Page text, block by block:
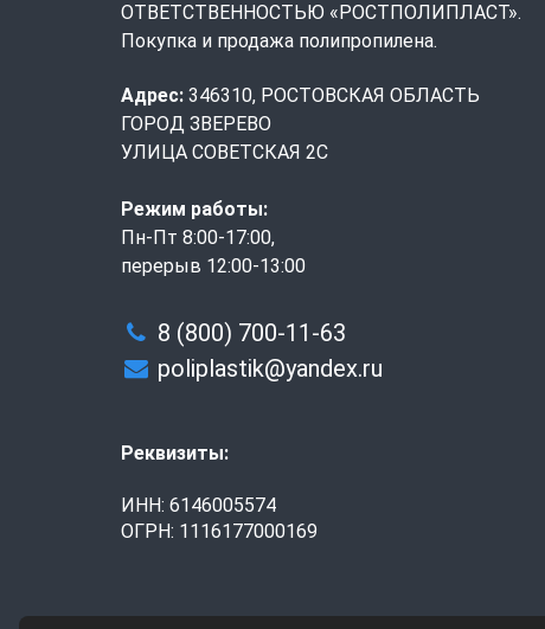
ОТВЕТСТВЕННОСТЬЮ «РОСТПОЛИПЛАСТ».
Покупка и продажа полипропилена.
Адрес: 346310, РОСТОВСКАЯ ОБЛАСТЬ
ГОРОД ЗВЕРЕВО
УЛИЦА СОВЕТСКАЯ 2С
Режим работы:
Пн-Пт 8:00-17:00,
перерыв 12:00-13:00
8 (800) 700-11-63
poliplastik@yandex.ru
Реквизиты:
ИНН: 6146005574
ОГРН: 1116177000169